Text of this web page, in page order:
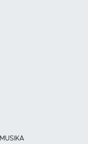
MUSIKA